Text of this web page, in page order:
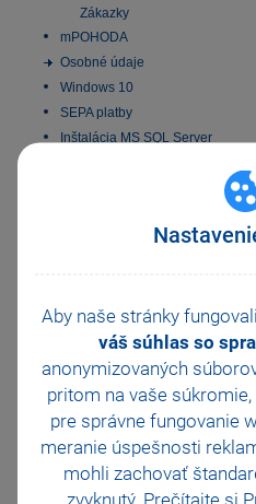
Aby naše stránky
váš súhlas so
anonymizovaných
pritom na vaše súkromie,
pre správne fungovanie
meranie úspešnosti
mohli zachovať
zvyknutý. Prečítajte si
Zákazky
mPOHODA
Osobné údaje
Windows 10
SEPA platby
Inštalácia MS SQL Server
Obchodná činnosť
Zmeny v DPH od 1.1.2025
Všeobecný internetový
obchod
E-fakturácia 2027